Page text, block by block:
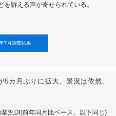
訴える声が寄せられている。
7月調査結果
5カ月ぶりに拡大、景況は依然、
況DI(前年同月比ベース、以下同じ)